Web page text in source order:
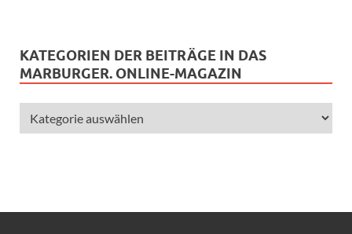
KATEGORIEN DER BEITRÄGE IN DAS
MARBURGER. ONLINE-MAGAZIN